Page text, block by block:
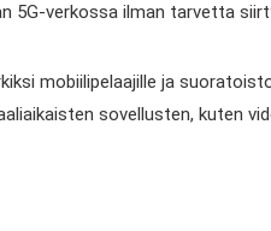
5G-verkossa ilman tarvetta
mobiilipelaajille ja
sovellusten, kuten